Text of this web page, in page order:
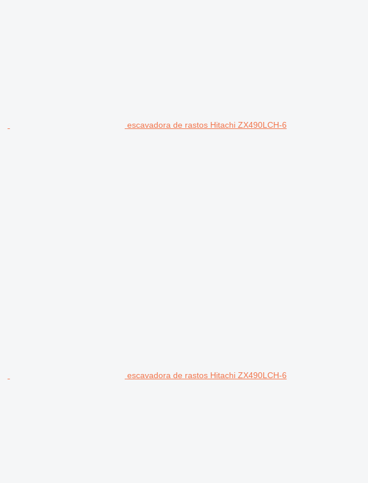
escavadora de rastos Hitachi ZX490LCH-6
escavadora de rastos Hitachi ZX490LCH-6